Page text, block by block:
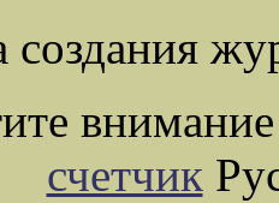
создания
счетчик